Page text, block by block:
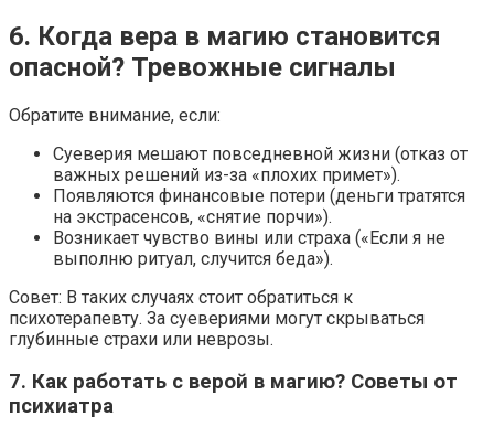
6. Когда вера в магию становится
опасной? Тревожные сигналы
Обратите внимание, если:
Суеверия мешают повседневной жизни (отказ от
важных решений из-за «плохих примет»).
Появляются финансовые потери (деньги тратятся
на экстрасенсов, «снятие порчи»).
Возникает чувство вины или страха («Если я не
выполню ритуал, случится беда»).
Совет: В таких случаях стоит обратиться к
психотерапевту. За суевериями могут скрываться
глубинные страхи или неврозы.
7. Как работать с верой в магию? Советы от
психиатра